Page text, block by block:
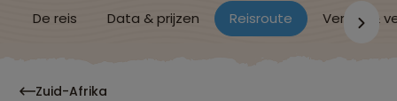
De reis Data & prijzen Reisroute Verblijf &
Zuid-Afrika